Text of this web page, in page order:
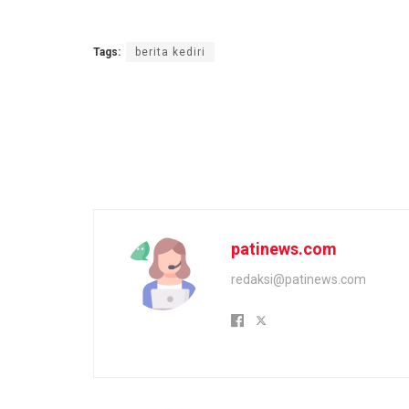
Tags: berita kediri
patinews.com
redaksi@patinews.com